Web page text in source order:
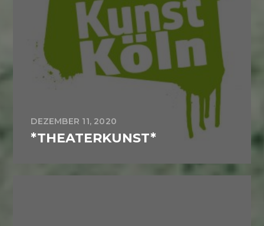
DEZEMBER 11, 2020
*THEATERKUNST*